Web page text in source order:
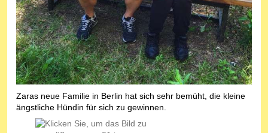
Zaras neue Familie in Berlin hat sich sehr bemüht, die kleine
ängstliche Hündin für sich zu gewinnen.